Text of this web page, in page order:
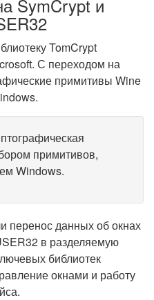
SymCrypt и
TomCrypt
С переходом на
примитивы Wine
примитивов,
Windows.
перенос данных об окнах
в разделяемую
библиотек
окнами и работу